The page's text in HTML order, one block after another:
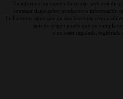
La información contenida en esta web está
contener datos sobre productos o información
Le hacemos saber que no nos hacemos
país de origen puede que no cumpla
o no estar regulada, registrada